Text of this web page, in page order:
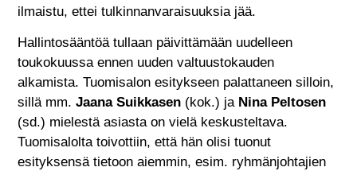
ilmaistu, ettei tulkinnanvaraisuuksia jää.
Hallintosääntöä tullaan päivittämään uudelleen
toukokuussa ennen uuden valtuustokauden
alkamista. Tuomisalon esitykseen palattaneen silloin,
sillä mm.Jaana Suikkasen (kok.) ja Nina Peltosen
(sd.) mielestä asiasta on vielä keskusteltava.
Tuomisalolta toivottiin, että hän olisi tuonut
esityksensä tietoon aiemmin, esim. ryhmänjohtajien